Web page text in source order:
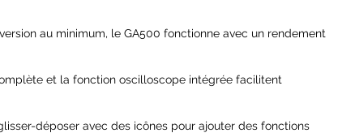
au minimum, le GA500 fonctionne avec un rendement
et la fonction oscilloscope intégrée facilitent
déposer avec des icônes pour ajouter des fonctions